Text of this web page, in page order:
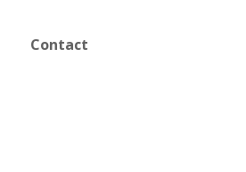
Contact